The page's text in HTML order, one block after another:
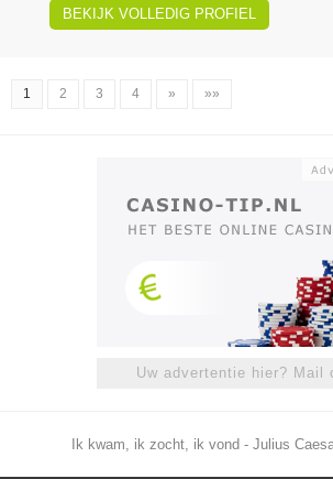
BEKIJK VOLLEDIG PROFIEL
1 2 3 4 » »»
Uw advertentie hier? Mail
Ik kwam, ik zocht, ik vond - Julius